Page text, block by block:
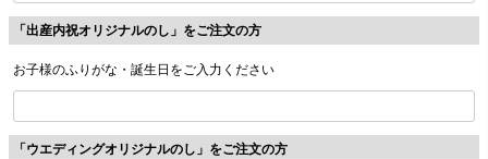
「出産内祝オリジナルのし」をご注文の方
お子様のふりがな・誕生日をご入力ください
「ウエディングオリジナルのし」をご注文の方